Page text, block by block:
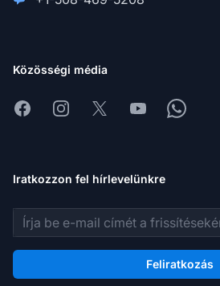
Közösségi média
FacebookInstagram
X YoutubeWhatsapp
Iratkozzon fel hírlevelünkre
E-mail cím
Feliratkozás